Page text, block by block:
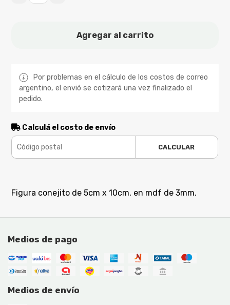
Agregar al carrito
Por problemas en el cálculo de los costos de correo
argentino, el envió se cotizará una vez finalizado el
pedido.
Calculá el costo de envío
CALCULAR
Figura conejito de 5cm x 10cm, en mdf de 3mm.
Medios de pago
Medios de envío